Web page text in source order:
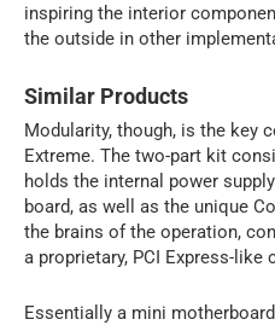
inspiring the interior
the outside in other
Similar Products
Modularity, though, is the key
Extreme. The two-part kit
holds the internal power
board, as well as the unique
the brains of the operation,
a proprietary, PCI Express-like
Essentially a mini